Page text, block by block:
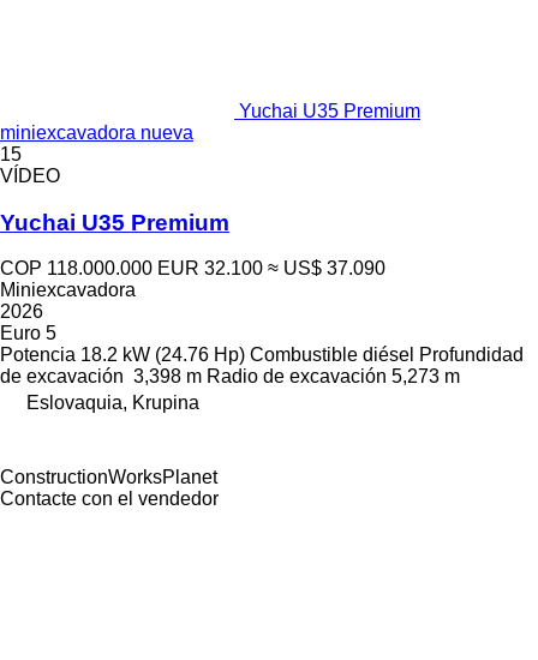
Yuchai U35 Premium
miniexcavadora nueva
15
VÍDEO
Yuchai U35 Premium
COP 118.000.000 EUR 32.100 ≈ US$ 37.090
Miniexcavadora
2026
Euro 5
Potencia 18.2 kW (24.76 Hp) Combustible diésel Profundidad
de excavación 3,398 m Radio de excavación 5,273 m
Eslovaquia, Krupina
ConstructionWorksPlanet
Contacte con el vendedor